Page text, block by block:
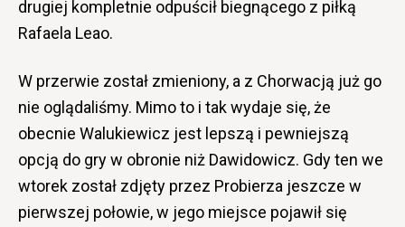
drugiej kompletnie odpuścił biegnącego z piłką
Rafaela Leao.
W przerwie został zmieniony, a z Chorwacją już go
nie oglądaliśmy. Mimo to i tak wydaje się, że
obecnie Walukiewicz jest lepszą i pewniejszą
opcją do gry w obronie niż Dawidowicz. Gdy ten we
wtorek został zdjęty przez Probierza jeszcze w
pierwszej połowie, w jego miejsce pojawił się